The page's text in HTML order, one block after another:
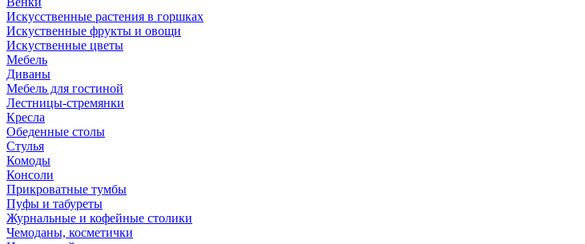
Искусственные растения в горшках
Искуственные фрукты и овощи
Искуственные цветы
Мебель
Диваны
Мебель для гостиной
Лестницы-стремянки
Кресла
Обеденные столы
Стулья
Комоды
Консоли
Прикроватные тумбы
Пуфы и табуреты
Журнальные и кофейные столики
Чемоданы, косметички